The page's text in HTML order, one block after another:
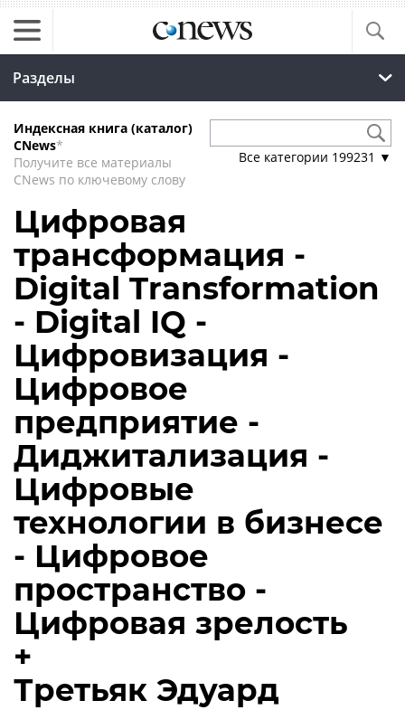
Разделы
Индексная книга (каталог)
CNews*
Получите все материалы
CNews по ключевому слову
Все категории 199231 ▼
Цифровая
трансформация -
Digital Transformation
- Digital IQ -
Цифровизация -
Цифровое
предприятие -
Диджитализация -
Цифровые
технологии в бизнесе
- Цифровое
пространство -
Цифровая зрелость
+
Третьяк Эдуард